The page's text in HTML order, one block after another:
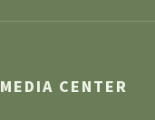
MEDIA CENTER